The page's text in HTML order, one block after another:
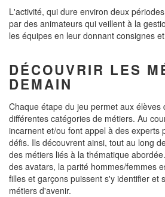
L'activité, qui dure environ deux
par des animateurs qui veillent à la
les équipes en leur donnant consignes
DÉCOUVRIR LES
DEMAIN
Chaque étape du jeu permet aux
différentes catégories de métiers. Au
incarnent et/ou font appel à des experts
défis. Ils découvrent ainsi, tout au long
des métiers liés à la thématique
des avatars, la parité hommes/femmes
filles et garçons puissent s'y identifier et
métiers d'avenir.